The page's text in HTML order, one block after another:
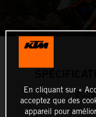
En cliquant sur «
acceptez que des
appareil pour